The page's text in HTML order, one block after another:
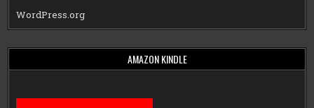
WordPress.org
AMAZON KINDLE